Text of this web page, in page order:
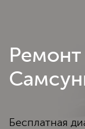
Ремонт
Бесплатная